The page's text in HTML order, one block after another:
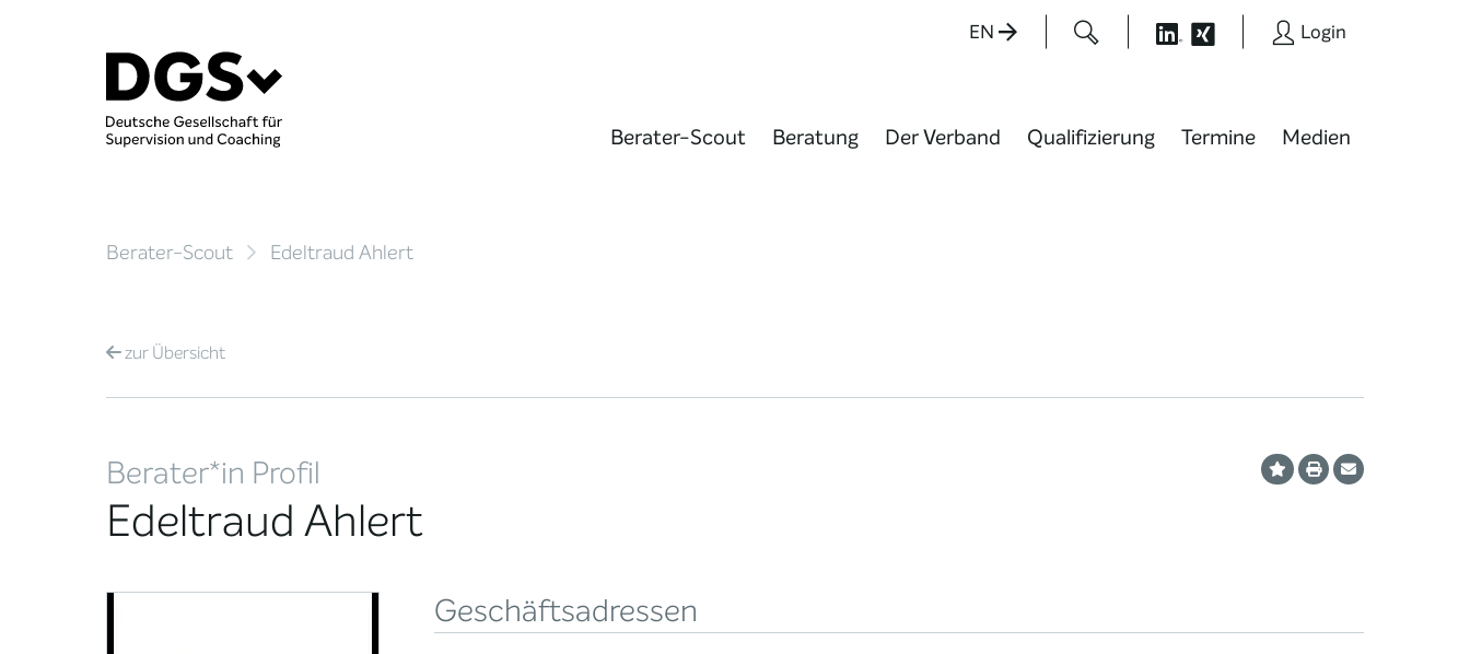
EN Login
Berater-Scout Beratung Der Verband Qualifizierung Termine Medien
Berater-Scout Edeltraud Ahlert
zurÜbersicht
Berater*in Profil
Edeltraud Ahlert
Geschäftsadressen